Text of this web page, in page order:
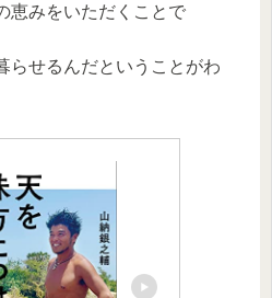
恵みをいただくことで
らせるんだということがわ